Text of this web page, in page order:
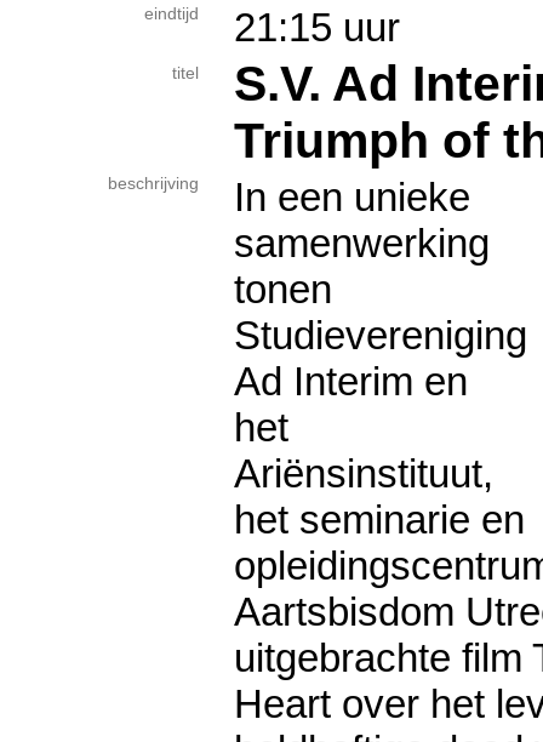
eindtijd 21:15 uur
titel
S.V. Ad
Triumph of
beschrijving
In een unieke
samenwerking
tonen
Studievereniging
Ad Interim en
het
Ariënsinstituut,
het seminarie en
Aartsbisdom
uitgebrachte film
Heart over het